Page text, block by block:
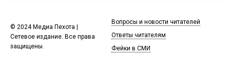
© 2024 Медиа Пехота |
Сетевое издание. Все права
защищены.
Вопросы и новости читателей
Ответы читателям
Фейки в СМИ